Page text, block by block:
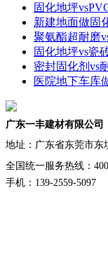
固化地坪
新建地面做固
聚氨酯超耐磨
固化地坪vs瓷
密封固化剂vs
医院地下车库
广东一丰建材有限公司
地址： 广东省东莞市东
全国统一服务热线：
手机：139-2559-5097